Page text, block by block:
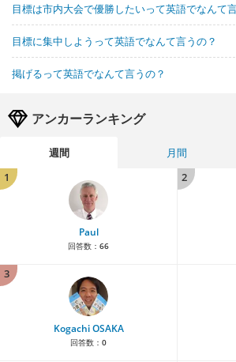
目標は市内大会で優勝したいって英語でなんて
目標に集中しようって英語でなんて言うの？
掲げるって英語でなんて言うの？
アンカーランキング
週間 月間
1
Paul
回答数： 66
2
3
Kogachi OSAKA
回答数： 0